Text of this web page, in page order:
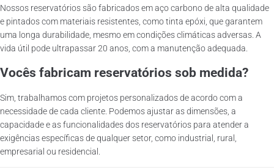
Nossos reservatórios são fabricados em aço carbono de alta qualidade
e pintados com materiais resistentes, como tinta epóxi, que garantem
uma longa durabilidade, mesmo em condições climáticas adversas. A
vida útil pode ultrapassar 20 anos, com a manutenção adequada.
Vocês fabricam reservatórios sob medida?
Sim, trabalhamos com projetos personalizados de acordo com a
necessidade de cada cliente. Podemos ajustar as dimensões, a
capacidade e as funcionalidades dos reservatórios para atender a
exigências específicas de qualquer setor, como industrial, rural,
empresarial ou residencial.